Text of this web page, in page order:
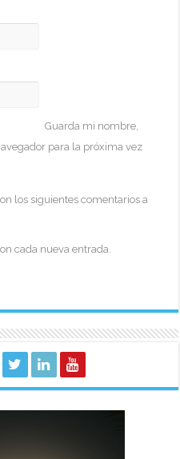
Guarda mi nombre,
para la próxima vez
los siguientes comentarios a
cada nueva entrada.